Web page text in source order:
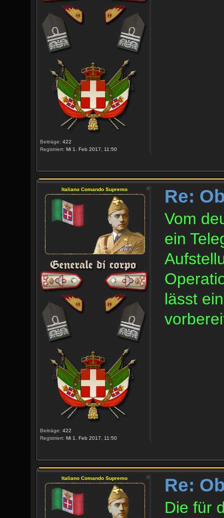
Beiträge: 422
Registriert: Mi 1. Feb 2017, 11:50
Italiano Comando Supremo
Beiträge: 422
Registriert: Mi 1. Feb 2017, 11:50
Re:
Vom
ein
lässt
Italiano Comando Supremo Re:
Die für